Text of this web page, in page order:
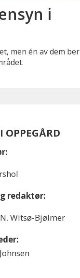
i
men én av dem ber
OPPEGÅRD
redaktør:
Witsø-Bjølmer